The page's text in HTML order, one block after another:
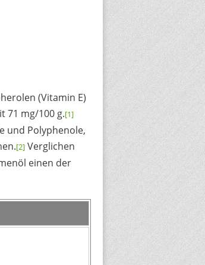
(Vitamin E)
71 mg/100 g.[1]
und Polyphenole,
[2] Verglichen
einen der